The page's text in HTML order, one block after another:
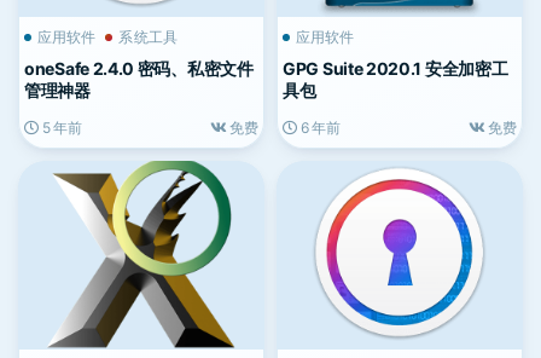
应用软件 系统工具
oneSafe 2.4.0 密码、私密文件
管理神器
5 年前 免费
应用软件
GPG Suite 2020.1 安全加密工
具包
6 年前 免费